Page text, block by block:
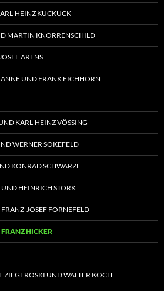
HEINZ KUCKUCK
MARTIN KNORRENSCHILD
ARENS
UND FRANK EICHHORN
KARL-HEINZ VÖSSING
WERNER SÖKEFELD
KONRAD SCHWARZE
HEINRICH STORK
JOSEF FORNEFELD
HICKER
ZIEGEROSKI UND WALTER KOCH